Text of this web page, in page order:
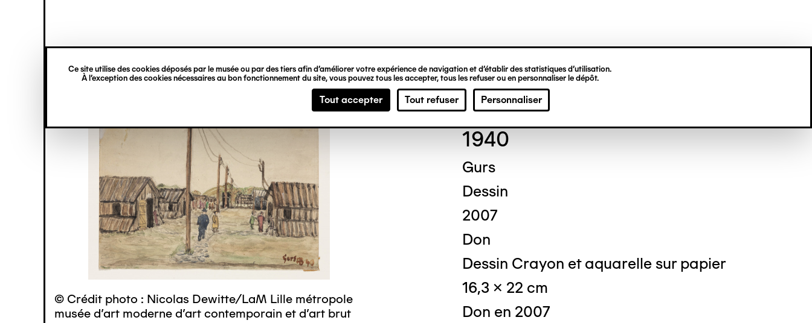
Ce site utilise des cookies déposés par le musée ou par des tiers afin d’améliorer votre expérience de navigation et d’établir des statistiques d’utilisation.
À l’exception des cookies nécessaires au bon fonctionnement du site, vous pouvez tous les accepter, tous les refuser ou en personnaliser le dépôt.
Tout accepter Tout refuser Personnaliser
principal
verticale
© Crédit photo : Nicolas Dewitte/LaM Lille métropole
musée d’art moderne d’art contemporain et d’art brut
Frederick BREYDERT
1940
Gurs
Dessin
2007
Don
Dessin Crayon et aquarelle sur papier
16,3 x 22 cm
Don en 2007